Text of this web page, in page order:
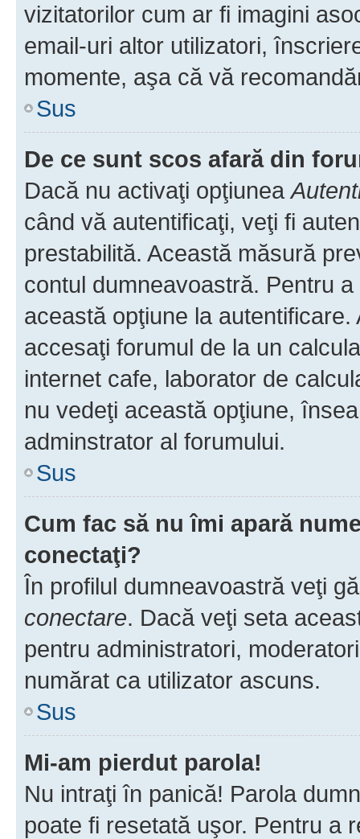
vizitatorilor cum ar fi imagini
email-uri altor utilizatori,
momente, aşa că vă
Sus
De ce sunt scos afară din
Dacă nu activaţi opţiunea
când vă autentificaţi, veţi fi
prestabilită. Această măsură
contul dumneavoastră. Pentru
această opţiune la
accesaţi forumul de la un
internet cafe, laborator de
nu vedeţi această opţiune,
adminstrator al forumului.
Sus
Cum fac să nu îmi apară
conectaţi?
În profilul dumneavoastră veţi
conectare. Dacă veţi seta
pentru administratori,
numărat ca utilizator ascuns.
Sus
Mi-am pierdut parola!
Nu intraţi în panică! Parola
poate fi resetată uşor. Pentru a